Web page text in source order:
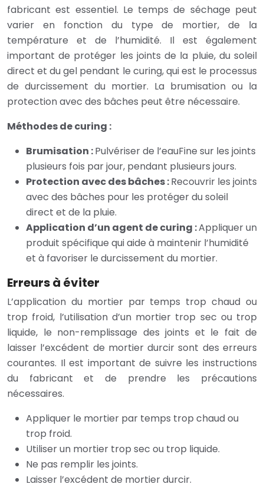
fabricant est essentiel. Le temps de séchage peut
varier en fonction du type de mortier, de la
température et de l’humidité. Il est également
important de protéger les joints de la pluie, du soleil
direct et du gel pendant le curing, qui est le processus
de durcissement du mortier. La brumisation ou la
protection avec des bâches peut être nécessaire.
Méthodes de curing :
Brumisation :Pulvériser de l’eauFine sur les joints
plusieurs fois par jour, pendant plusieurs jours.
Protection avec des bâches :Recouvrir les joints
avec des bâches pour les protéger du soleil
direct et de la pluie.
Application d’un agent de curing :Appliquer un
produit spécifique qui aide à maintenir l’humidité
et à favoriser le durcissement du mortier.
Erreurs à éviter
L’application du mortier par temps trop chaud ou
trop froid, l’utilisation d’un mortier trop sec ou trop
liquide, le non-remplissage des joints et le fait de
laisser l’excédent de mortier durcir sont des erreurs
courantes. Il est important de suivre les instructions
du fabricant et de prendre les précautions
nécessaires.
Appliquer le mortier par temps trop chaud ou
trop froid.
Utiliser un mortier trop sec ou trop liquide.
Ne pas remplir les joints.
Laisser l’excédent de mortier durcir.